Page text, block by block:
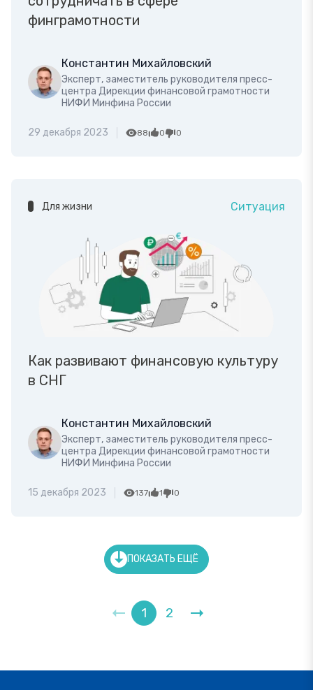
финграмотности
Константин Михайловский
Эксперт, заместитель руководителя пресс-
центра Дирекции финансовой грамотности
НИФИ Минфина России
29 декабря 2023 88 0 0
Для жизни Ситуация
Как развивают финансовую культуру
в СНГ
Константин Михайловский
Эксперт, заместитель руководителя пресс-
центра Дирекции финансовой грамотности
НИФИ Минфина России
15 декабря 2023 137 1 0
ПОКАЗАТЬ ЕЩЁ
1 2